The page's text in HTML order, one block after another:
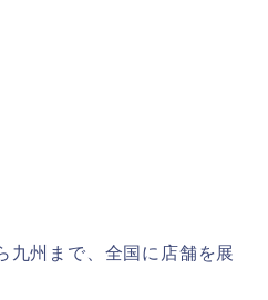
九州まで、全国に店舗を展